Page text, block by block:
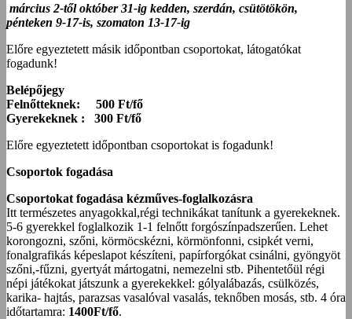
március 2-től október 31-ig kedden, szerdán, csütötökön,
pénteken 9-17-is, szomaton 13-17-ig
Előre egyeztetett másik időpontban csoportokat, látogatókat
fogadunk!
Belépőjegy
Felnőtteknek: 500 Ft/fő
Gyerekeknek : 300 Ft/fő
Előre egyeztetett időpontban csoportokat is fogadunk!
Csoportok fogadása
Csoportokat fogadása kézműves-foglalkozásra
Itt természetes anyagokkal,régi technikákat tanítunk a gyerekeknek.
5-6 gyerekkel foglalkozik 1-1 felnőtt forgószínpadszerűen. Lehet
korongozni, szőni, körmöcskézni, körmönfonni, csipkét verni,
fonalgrafikás képeslapot készíteni, papírforgókat csinálni, gyöngyöt
szőni,-fűzni, gyertyát mártogatni, nemezelni stb. Pihentetőül régi
népi játékokat játszunk a gyerekekkel: gólyalábazás, csülközés,
karika- hajtás, parazsas vasalóval vasalás, teknőben mosás, stb. 4 óra
időtartamra: 1400Ft/fő.